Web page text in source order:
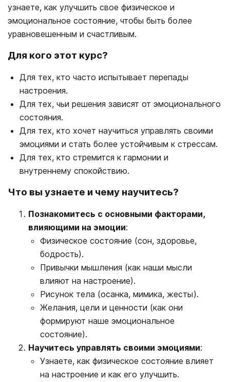
узнаете, как улучшить свое физическое и
эмоциональное состояние, чтобы быть более
уравновешенным и счастливым.
Для кого этот курс?
Для тех, кто часто испытывает перепады
настроения.
Для тех, чьи решения зависят от эмоционального
состояния.
Для тех, кто хочет научиться управлять своими
эмоциями и стать более устойчивым к стрессам.
Для тех, кто стремится к гармонии и
внутреннему спокойствию.
Что вы узнаете и чему научитесь?
Познакомитесь с основными факторами,
влияющими на эмоции:
Физическое состояние (сон, здоровье,
бодрость).
Привычки мышления (как наши мысли
влияют на настроение).
Рисунок тела (осанка, мимика, жесты).
Желания, цели и ценности (как они
формируют наше эмоциональное
состояние).
Научитесь управлять своими эмоциями:
Узнаете, как физическое состояние влияет
на настроение и как его улучшить.